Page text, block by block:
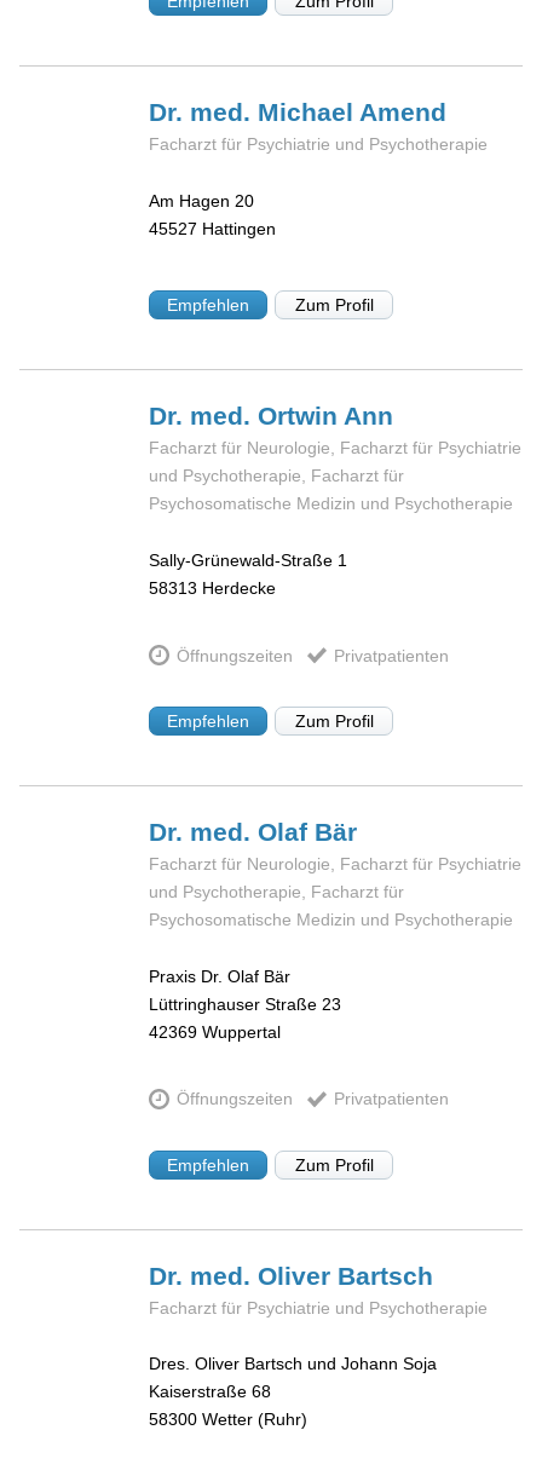
Dr. med. Michael Amend
Facharzt für Psychiatrie und Psychotherapie
Am Hagen 20
45527 Hattingen
Empfehlen Zum Profil
Dr. med. Ortwin Ann
Facharzt für Neurologie, Facharzt für Psychiatrie
und Psychotherapie, Facharzt für
Psychosomatische Medizin und Psychotherapie
Sally-Grünewald-Straße 1
58313 Herdecke
Öffnungszeiten Privatpatienten
Empfehlen Zum Profil
Dr. med. Olaf Bär
Facharzt für Neurologie, Facharzt für Psychiatrie
und Psychotherapie, Facharzt für
Psychosomatische Medizin und Psychotherapie
Praxis Dr. Olaf Bär
Lüttringhauser Straße 23
42369 Wuppertal
Öffnungszeiten Privatpatienten
Empfehlen Zum Profil
Dr. med. Oliver Bartsch
Facharzt für Psychiatrie und Psychotherapie
Dres. Oliver Bartsch und Johann Soja
Kaiserstraße 68
58300 Wetter (Ruhr)